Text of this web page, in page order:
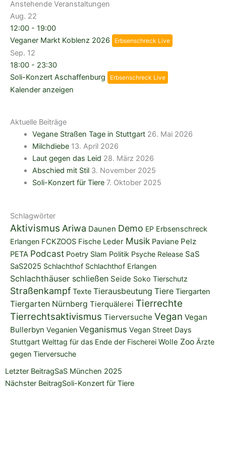
Anstehende Veranstaltungen
Aug. 22
12:00 - 19:00
Veganer Markt Koblenz 2026
Erbsenschreck Live
Sep. 12
18:00 - 23:30
Soli-Konzert Aschaffenburg
Erbsenschreck Live
Kalender anzeigen
Aktuelle Beiträge
Vegane Straßen Tage in Stuttgart 26. Mai 2026
Milchdiebe 13. April 2026
Laut gegen das Leid 28. März 2026
Abschied mit Stil 3. November 2025
Soli-Konzert für Tiere 7. Oktober 2025
Schlagwörter
Aktivismus Ariwa Daunen Demo EP Erbsenschreck
Erlangen FCKZOOS Fische Leder Musik Paviane Pelz
PETA Podcast Poetry Slam Politik Psyche Release SaS
SaS2025 Schlachthof Schlachthof Erlangen
Schlachthäuser schließen Seide Soko Tierschutz
Straßenkampf Texte Tierausbeutung Tiere Tiergarten
Tiergarten Nürnberg Tierquälerei Tierrechte
Tierrechtsaktivismus Tierversuche Vegan Vegan
Bullerbyn Veganien Veganismus Vegan Street Days
Stuttgart Welttag für das Ende der Fischerei Wolle Zoo Ärzte
gegen Tierversuche
Zurück
Letzter BeitragSaS München 2025
Nächster BeitragSoli-Konzert für Tiere